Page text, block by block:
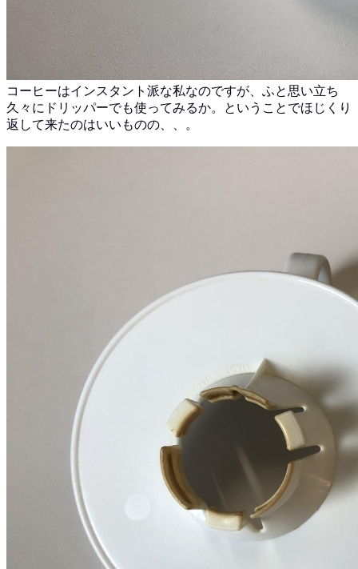
コーヒーはインスタント派な私なのですが、ふと思い立ち
久々にドリッパーでも使ってみるか。ということでほじくり
返して来たのはいいものの、、。